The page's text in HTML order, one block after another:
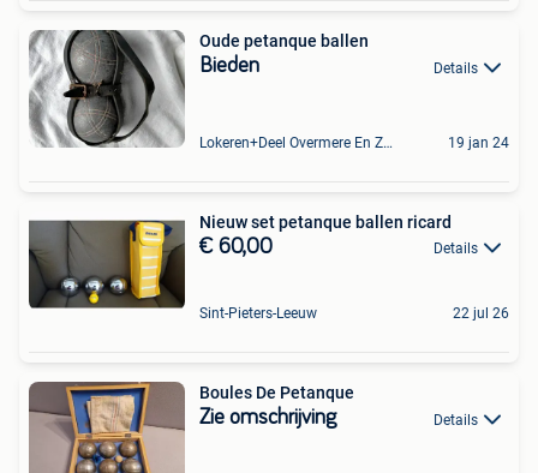
Oude petanque ballen
Bieden Details
Lokeren+Deel Overmere En Zele 19 jan 24
Nieuw set petanque ballen ricard
€ 60,00 Details
Sint-Pieters-Leeuw 22 jul 26
Boules De Petanque
Zie omschrijving Details